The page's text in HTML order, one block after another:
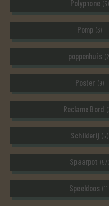
Polyphone (5)
Pomp (3)
poppenhuis
Poster (9)
Reclame Bord
Schilderij (5)
Spaarpot (57)
Speeldoos (11)